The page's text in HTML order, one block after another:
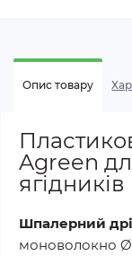
Опис товару
Agreen
ягідників
Шпалерний
моноволокно